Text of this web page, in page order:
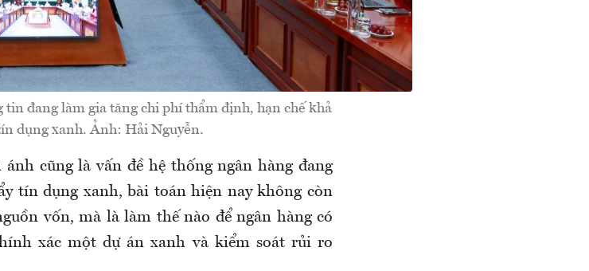
tin đang làm gia tăng chi phí thẩm định, hạn chế khả
dụng xanh. Ảnh: Hải Nguyễn.
cũng là vấn đề hệ thống ngân hàng đang
tín dụng xanh, bài toán hiện nay không còn
vốn, mà là làm thế nào để ngân hàng có
xác một dự án xanh và kiểm soát rủi ro